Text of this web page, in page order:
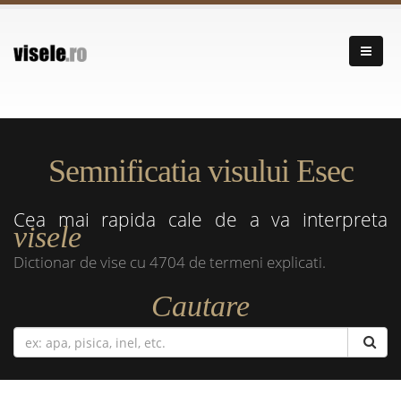
Semnificatia visului Esec
Cea mai rapida cale de a va interpreta
visele
Dictionar de vise cu 4704 de termeni explicati.
Cautare